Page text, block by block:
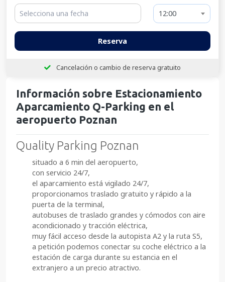
Información sobre Estacionamiento
Aparcamiento Q-Parking en el
aeropuerto Poznan
Quality Parking Poznan
situado a 6 min del aeropuerto,
con servicio 24/7,
el aparcamiento está vigilado 24/7,
proporcionamos traslado gratuito y rápido a la
puerta de la terminal,
autobuses de traslado grandes y cómodos con aire
acondicionado y tracción eléctrica,
muy fácil acceso desde la autopista A2 y la ruta S5,
a petición podemos conectar su coche eléctrico a la
estación de carga durante su estancia en el
extranjero a un precio atractivo.
12:00
Reserva
Cancelación o cambio de reserva gratuito